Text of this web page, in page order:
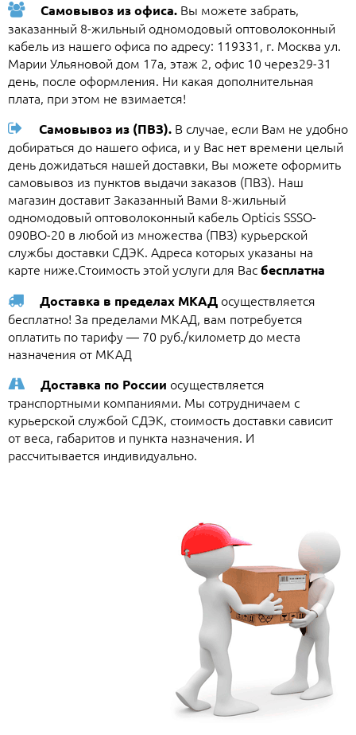
Самовывоз из офиса. Вы можете забрать,
заказанный 8-жильный одномодовый оптоволоконный
кабель из нашего офиса по адресу: 119331, г. Москва ул.
Марии Ульяновой дом 17а, этаж 2, офис 10 через29-31
день, после оформления. Ни какая дополнительная
плата, при этом не взимается!
Самовывоз из (ПВЗ). В случае, если Вам не удобно
добираться до нашего офиса, и у Вас нет времени целый
день дожидаться нашей доставки, Вы можете оформить
самовывоз из пунктов выдачи заказов (ПВЗ). Наш
магазин доставит Заказанный Вами 8-жильный
одномодовый оптоволоконный кабель Opticis SSSO-
090BO-20 в любой из множества (ПВЗ) курьерской
службы доставки СДЭК. Адреса которых указаны на
карте ниже.Стоимость этой услуги для Васбесплатна
Доставка в пределах МКАД осуществляется
бесплатно! За пределами МКАД, вам потребуется
оплатить по тарифу — 70 руб./километр до места
назначения от МКАД
Доставка по России осуществляется
транспортными компаниями. Мы сотрудничаем с
курьерской службой СДЭК, стоимость доставки сависит
от веса, габаритов и пункта назначения. И
рассчитывается индивидуально.